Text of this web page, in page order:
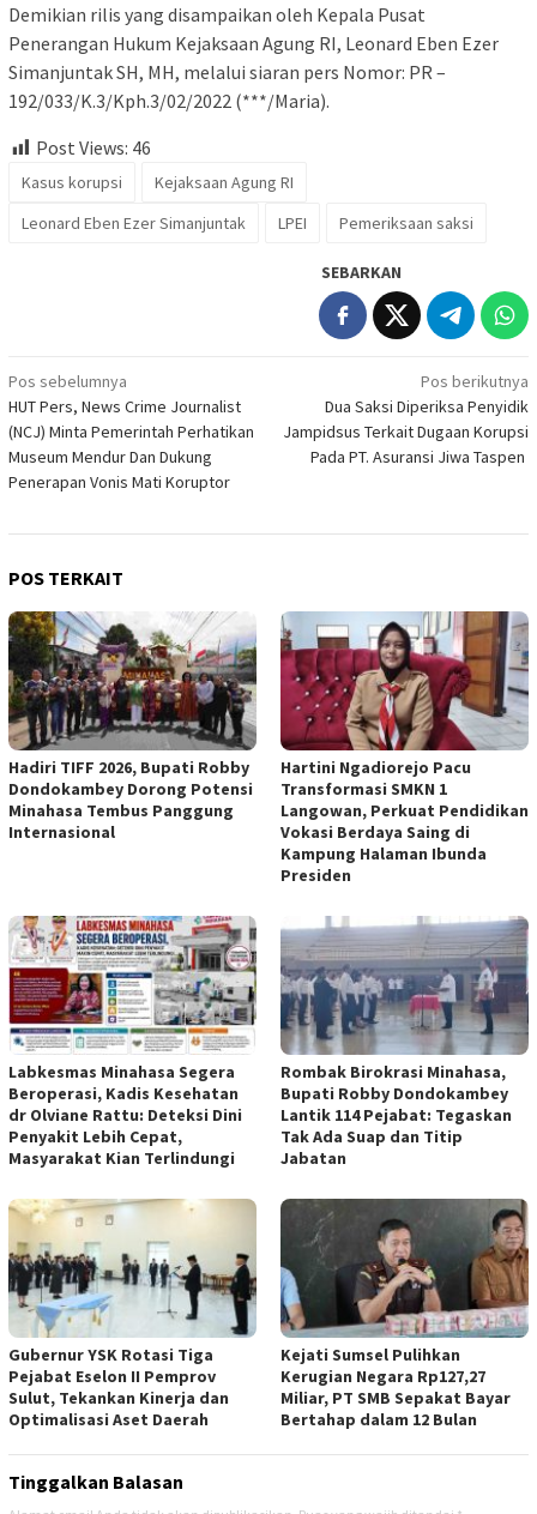
Demikian rilis yang disampaikan oleh Kepala Pusat
Penerangan Hukum Kejaksaan Agung RI, Leonard Eben Ezer
Simanjuntak SH, MH, melalui siaran pers Nomor: PR –
192/033/K.3/Kph.3/02/2022 (***/Maria).
Post Views: 46
Kasus korupsi
Kejaksaan Agung RI
Leonard Eben Ezer Simanjuntak
LPEI Pemeriksaan saksi
SEBARKAN
Navigasi
pos
Pos sebelumnya
HUT Pers, News Crime Journalist
(NCJ) Minta Pemerintah Perhatikan
Museum Mendur Dan Dukung
Penerapan Vonis Mati Koruptor
Pos berikutnya
Dua Saksi Diperiksa Penyidik
Jampidsus Terkait Dugaan Korupsi
Pada PT. Asuransi Jiwa Taspen
POS TERKAIT
Hadiri TIFF 2026, Bupati Robby
Dondokambey Dorong Potensi
Minahasa Tembus Panggung
Internasional
Hartini Ngadiorejo Pacu
Transformasi SMKN 1
Langowan, Perkuat Pendidikan
Vokasi Berdaya Saing di
Kampung Halaman Ibunda
Presiden
Labkesmas Minahasa Segera
Beroperasi, Kadis Kesehatan
dr Olviane Rattu: Deteksi Dini
Penyakit Lebih Cepat,
Masyarakat Kian Terlindungi
Rombak Birokrasi Minahasa,
Bupati Robby Dondokambey
Lantik 114 Pejabat: Tegaskan
Tak Ada Suap dan Titip
Jabatan
Gubernur YSK Rotasi Tiga
Pejabat Eselon II Pemprov
Sulut, Tekankan Kinerja dan
Optimalisasi Aset Daerah
Kejati Sumsel Pulihkan
Kerugian Negara Rp127,27
Miliar, PT SMB Sepakat Bayar
Bertahap dalam 12 Bulan
Tinggalkan Balasan